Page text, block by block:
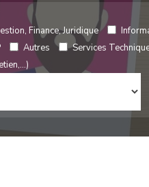
Finance, Juridique
Autres
Services